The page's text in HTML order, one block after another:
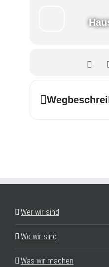
Wer wir sind
Wo wir sind
Was wir machen